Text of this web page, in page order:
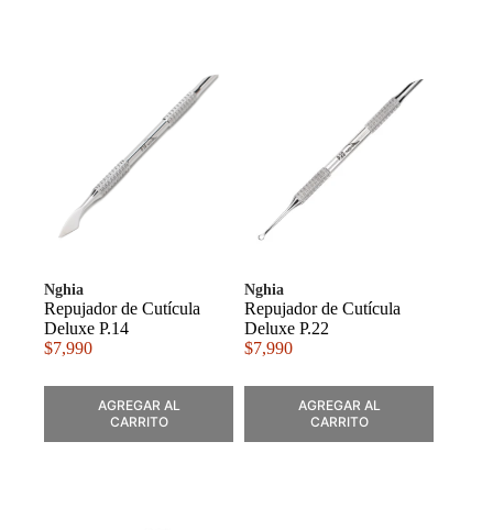
Nghia
Repujador de Cutícula
Deluxe P.14
$7,990
AGREGAR AL
CARRITO
Nghia
Repujador de Cutícula
Deluxe P.22
$7,990
AGREGAR AL
CARRITO